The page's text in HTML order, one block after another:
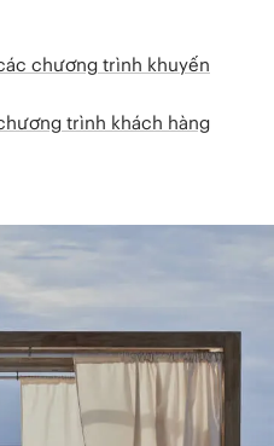
chương trình khuyến
trình khách hàng